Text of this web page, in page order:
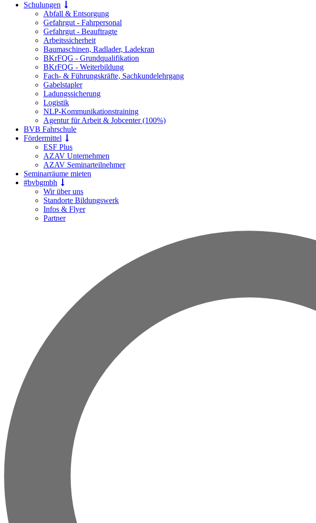
Schulungen
Abfall & Entsorgung
Gefahrgut - Fahrpersonal
Gefahrgut - Beauftragte
Arbeitssicherheit
Baumaschinen, Radlader, Ladekran
BKrFQG - Grundqualifikation
BKrFQG - Weiterbildung
Fach- & Führungskräfte, Sachkundelehrgang
Gabelstapler
Ladungssicherung
Logistik
NLP-Kommunikationstraining
Agentur für Arbeit & Jobcenter (100%)
BVB Fahrschule
Fördermittel
ESF Plus
AZAV Unternehmen
AZAV Seminarteilnehmer
Seminarräume mieten
#bvbgmbh
Wir über uns
Standorte Bildungswerk
Infos & Flyer
Partner